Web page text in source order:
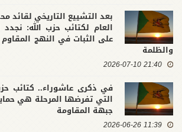
بعد التشييع التاريخي لقائد
العام لكتائب حزب الله:
على الثبات في النهج
والظلمة
21:40 2026-07-10
في ذكرى عاشوراء.. كتائب
التي تفرضها المرحلة هي
جبهة المقاومة
11:39 2026-06-26